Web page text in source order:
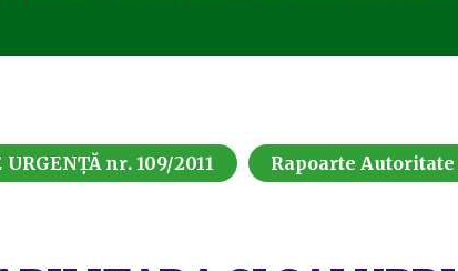
nr. 109/2011 Rapoarte